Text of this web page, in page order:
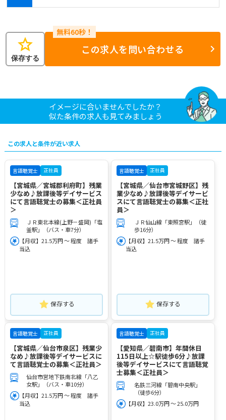
star
保存する
この求人を問い合わせる
イメージに合いませんでしたか？
似た条件の求人も見てみましょう
この求人と条件が近い求人
言語聴覚士 正社員
【宮城県／宮城郡利府町】残業
少なめ♪放課後等デイサービス
にて言語聴覚士の募集＜正社員
＞
ＪＲ東北本線(上野－盛岡)「塩
釜駅」（バス・車7分）
【月収】21.5万円 ～ 程度 諸手
当込
保存する
言語聴覚士 正社員
【宮城県／仙台市宮城野区】残
業少なめ♪放課後等デイサービ
スにて言語聴覚士の募集＜正社
員＞
ＪＲ仙山線「東照宮駅」（徒
歩16分）
【月収】21.5万円 ～ 程度 諸手
当込
保存する
言語聴覚士 正社員
【宮城県／仙台市泉区】残業少
なめ♪放課後等デイサービスに
て言語聴覚士の募集＜正社員＞
仙台市営地下鉄南北線「八乙
女駅」（バス・車10分）
【月収】21.5万円 ～ 程度 諸手
当込
言語聴覚士 正社員
【愛知県／碧南市】年間休日
115日以上☆駅徒歩6分♪放課
後等デイサービスにて言語聴覚
士募集＜正社員＞
名鉄三河線「碧南中央駅」
（徒歩6分）
【月収】23.0万円 ～ 25.0万円